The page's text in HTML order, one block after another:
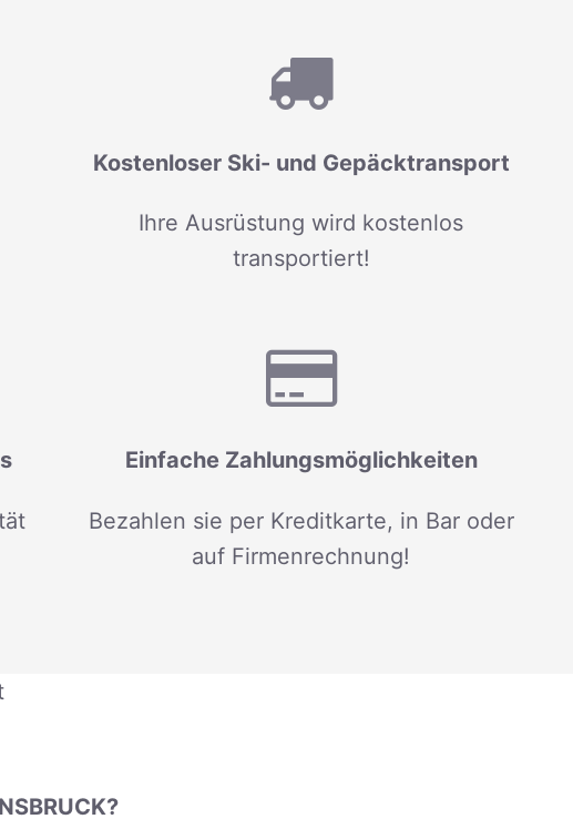
Kostenloser Ski- und Gepäcktransport
Ihre Ausrüstung wird kostenlos
transportiert!
Einfache Zahlungsmöglichkeiten
Bezahlen sie per Kreditkarte, in Bar oder
auf Firmenrechnung!